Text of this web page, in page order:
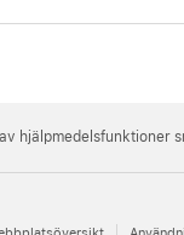
hjälpmedelsfunktioner